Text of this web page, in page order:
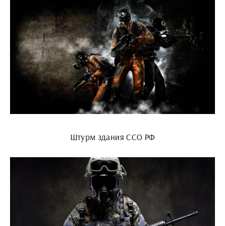
Штурм здания ССО РФ